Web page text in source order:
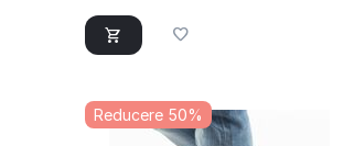
Reducere 50%